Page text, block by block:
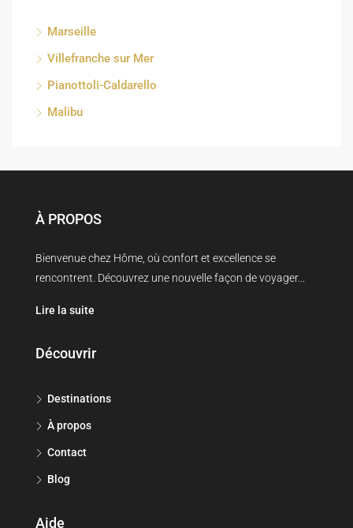
Marseille
Villefranche sur Mer
Pianottoli-Caldarello
Malibu
À PROPOS
Bienvenue chez Hôme, où confort et excellence se
rencontrent. Découvrez une nouvelle façon de voyager...
Lire la suite
Découvrir
Destinations
À propos
Contact
Blog
Aide